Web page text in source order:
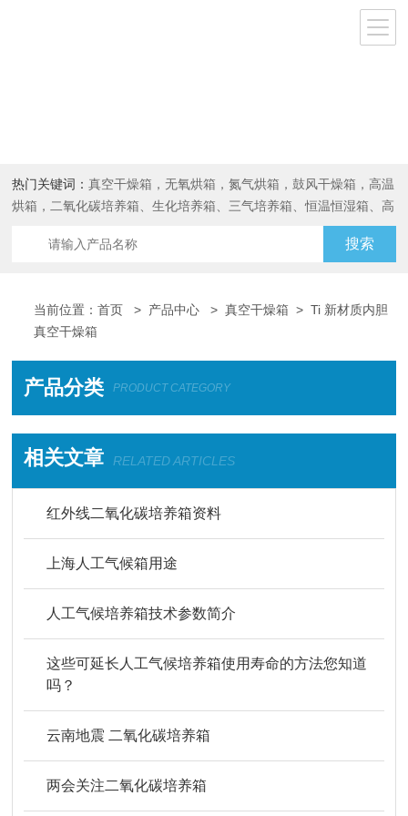
热门关键词：真空干燥箱，无氧烘箱，氮气烘箱，鼓风干燥箱，高温
烘箱，二氧化碳培养箱、生化培养箱、三气培养箱、恒温恒湿箱、高
当前位置：首页 > 产品中心 >真空干燥箱 >Ti 新材质内胆
真空干燥箱
产品分类 PRODUCT CATEGORY
相关文章 RELATED ARTICLES
红外线二氧化碳培养箱资料
上海人工气候箱用途
人工气候培养箱技术参数简介
这些可延长人工气候培养箱使用寿命的方法您知道
吗？
云南地震 二氧化碳培养箱
两会关注二氧化碳培养箱